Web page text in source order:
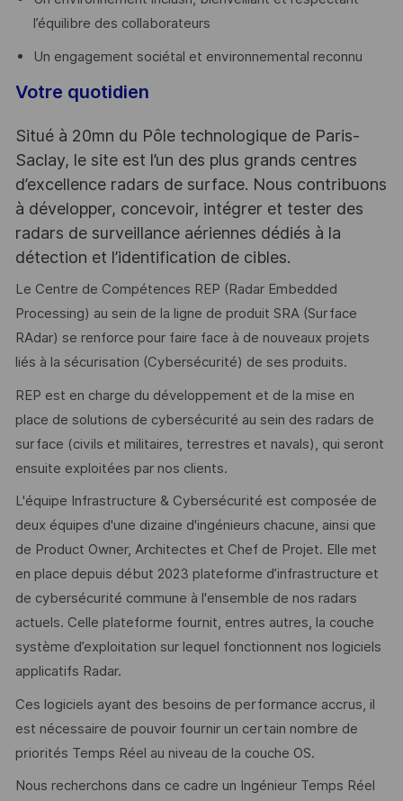
l’équilibre des collaborateurs
Un engagement sociétal et environnemental reconnu
Votre quotidien
Situé à 20mn du Pôle technologique de Paris-
Saclay, le site est l’un des plus grands centres
d’excellence radars de surface. Nous contribuons
à développer, concevoir, intégrer et tester des
radars de surveillance aériennes dédiés à la
détection et l’identification de cibles.
Le Centre de Compétences REP (Radar Embedded
Processing) au sein de la ligne de produit SRA (Surface
RAdar) se renforce pour faire face à de nouveaux projets
liés à la sécurisation (Cybersécurité) de ses produits.
REP est en charge du développement et de la mise en
place de solutions de cybersécurité au sein des radars de
surface (civils et militaires, terrestres et navals), qui seront
ensuite exploitées par nos clients.
L'équipe Infrastructure & Cybersécurité est composée de
deux équipes d'une dizaine d'ingénieurs chacune, ainsi que
de Product Owner, Architectes et Chef de Projet. Elle met
en place depuis début 2023 plateforme d’infrastructure et
de cybersécurité commune à l'ensemble de nos radars
actuels. Celle plateforme fournit, entres autres, la couche
système d’exploitation sur lequel fonctionnent nos logiciels
applicatifs Radar.
Ces logiciels ayant des besoins de performance accrus, il
est nécessaire de pouvoir fournir un certain nombre de
priorités Temps Réel au niveau de la couche OS.
Nous recherchons dans ce cadre un Ingénieur Temps Réel